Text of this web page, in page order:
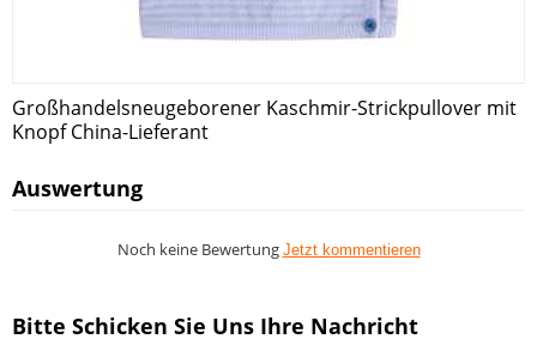
Großhandelsneugeborener Kaschmir-Strickpullover mit
Knopf China-Lieferant
Auswertung
Noch keine Bewertung Jetzt kommentieren
Bitte Schicken Sie Uns Ihre Nachricht